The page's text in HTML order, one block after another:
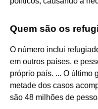
Quem são os
O número inclui
em outros países, e
próprio país. ... O último
metade dos casos
são 48 milhões de